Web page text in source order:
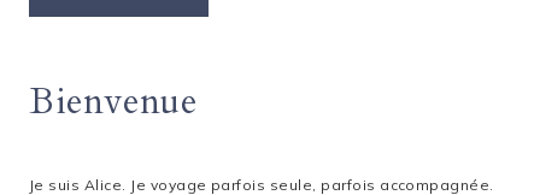
2
Bienvenue
Je suis Alice. Je voyage parfois seule, parfois accompagnée.